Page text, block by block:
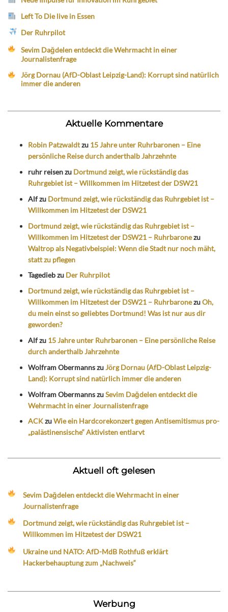
Left To Die live in Essen
Der Ruhrpilot
Sevim Dağdelen entdeckt die Wehrmacht in einer
Journalistenfrage
Jörg Dornau (AfD-Oblast Leipzig-Land): Korrupt sind natürlich
immer die anderen
Aktuelle Kommentare
Robin Patzwaldtzu 15 Jahre unter Ruhrbaronen – Eine
persönliche Reise durch anderthalb Jahrzehnte
ruhr reisenzu Dortmund zeigt, wie rückständig das
Ruhrgebiet ist – Willkommen im Hitzetest der DSW21
Alfzu Dortmund zeigt, wie rückständig das Ruhrgebiet ist –
Willkommen im Hitzetest der DSW21
Dortmund zeigt, wie rückständig das Ruhrgebiet ist –
Willkommen im Hitzetest der DSW21 – Ruhrbaronezu
Waltrop als Negativbeispiel: Wenn die Stadt nur noch mäht,
statt zu pflegen
Tagediebzu Der Ruhrpilot
Dortmund zeigt, wie rückständig das Ruhrgebiet ist –
Willkommen im Hitzetest der DSW21 – RuhrbaronezuOh,
du mein einst so geliebtes Dortmund! Was ist nur aus dir
geworden?
Alfzu 15 Jahre unter Ruhrbaronen – Eine persönliche Reise
durch anderthalb Jahrzehnte
Wolfram ObermannszuJörg Dornau (AfD-Oblast Leipzig-
Land): Korrupt sind natürlich immer die anderen
Wolfram ObermannszuSevim Dağdelen entdeckt die
Wehrmacht in einer Journalistenfrage
ACKzuWie ein Hardcorekonzert gegen Antisemitismus pro-
„palästinensische“ Aktivisten entlarvt
Aktuell oft gelesen
Sevim Dağdelen entdeckt die Wehrmacht in einer
Journalistenfrage
Dortmund zeigt, wie rückständig das Ruhrgebiet ist –
Willkommen im Hitzetest der DSW21
Ukraine und NATO: AfD-MdB Rothfuß erklärt
Hackerbehauptung zum „Nachweis“
Werbung